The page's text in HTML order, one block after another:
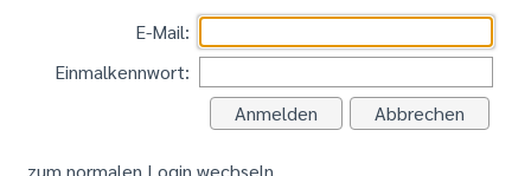
E-Mail:
Einmalkennwort:
zum normalen Login wechseln